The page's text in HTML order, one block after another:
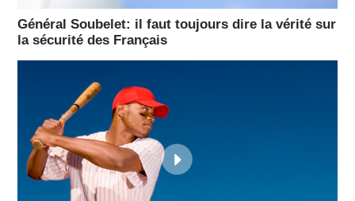
Général Soubelet: il faut toujours dire la vérité sur
la sécurité des Français